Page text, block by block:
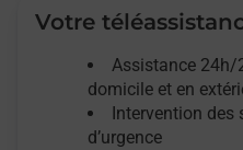
Votre
Assistance 24h/
domicile et en
Intervention des
d’urgence